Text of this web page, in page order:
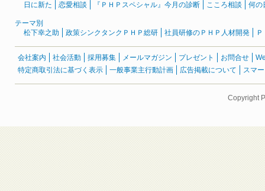
日に新た
恋愛相談 『ＰＨＰスペシャル』今月の診断 こころ相談 何の
テーマ別
松下幸之助
政策シンクタンクＰＨＰ総研 社員研修のＰＨＰ人材開発
会社案内 社会活動 採用募集 メールマガジン プレゼント お問合せ
特定商取引法に基づく表示
一般事業主行動計画 広告掲載について スマ
Copyright